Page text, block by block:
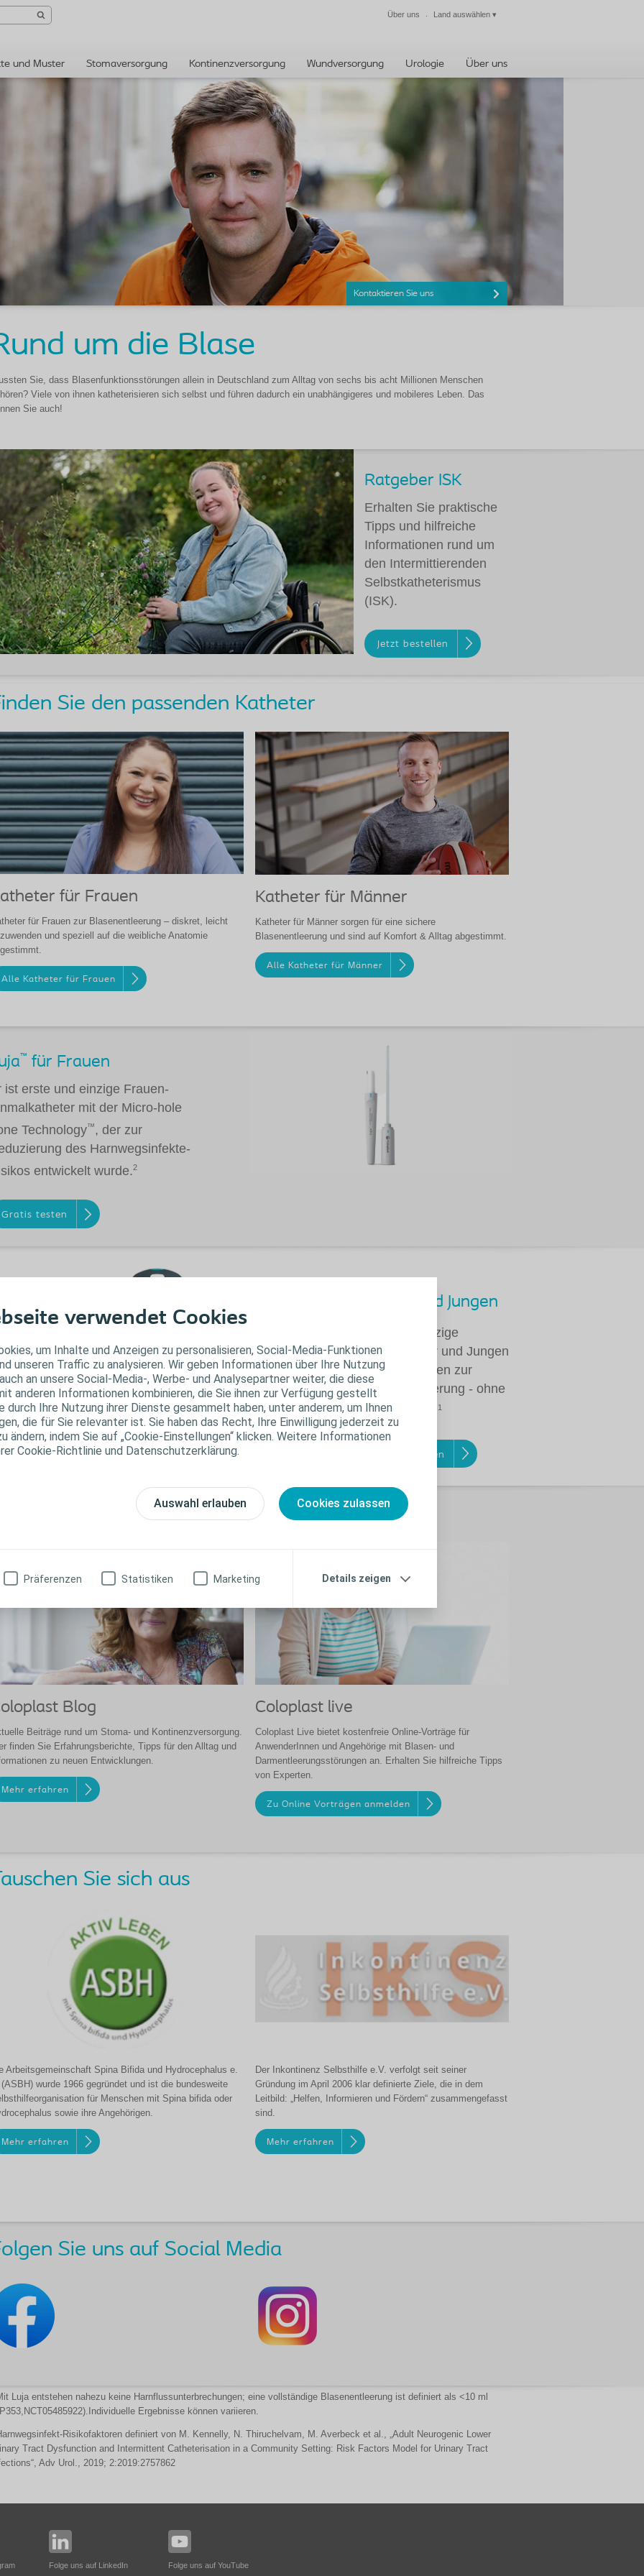
verwendet Cookies
um Inhalte und Anzeigen zu personalisieren, Social-Media-Funktionen
unseren Traffic zu analysieren. Wir geben Informationen über Ihre Nutzung
an unsere Social-Media-, Werbe- und Analysepartner weiter, die diese
anderen Informationen kombinieren, die Sie ihnen zur Verfügung gestellt
durch Ihre Nutzung ihrer Dienste gesammelt haben, unter anderem, um Ihnen
die für Sie relevanter ist. Sie haben das Recht, Ihre Einwilligung jederzeit zu
ändern, indem Sie auf „Cookie-Einstellungen“ klicken. Weitere Informationen
Cookie-Richtlinie und Datenschutzerklärung.
Auswahl erlauben Cookies zulassen
Präferenzen Statistiken Marketing Details zeigen
Über uns Land auswählen ▾
und Muster Stomaversorgung Kontinenzversorgung Wundversorgung Urologie Über uns
Kontaktieren Sie uns
um die Blase
Sie, dass Blasenfunktionsstörungen allein in Deutschland zum Alltag von sechs bis acht Millionen Menschen
Viele von ihnen katheterisieren sich selbst und führen dadurch ein unabhängigeres und mobileres Leben. Das
Sie auch!
Ratgeber ISK
Erhalten Sie praktische
Tipps und hilfreiche
Informationen rund um
den Intermittierenden
Selbstkatheterismus
(ISK).
Jetzt bestellen
Sie den passenden Katheter
für Frauen
für Frauen zur Blasenentleerung – diskret, leicht
und speziell auf die weibliche Anatomie
Alle Katheter für Frauen
Katheter für Männer
Katheter für Männer sorgen für eine sichere
Blasenentleerung und sind auf Komfort & Alltag abgestimmt.
Alle Katheter für Männer
™ für Frauen
ist erste und einzige Frauen-
mit der Micro-hole
Technology™, der zur
des Harnwegsinfekte-
entwickelt wurde.2
Gratis testen
für Männer und Jungen
ist der erste und einzige
Einmalkatheter für Männer und Jungen
mit mehr als 80 Mikro-Augen zur
vollständigen Blasenentleerung - ohne
unterbrochenen Harnfluss.
1
Kostenloses Muster bestellen
Informieren Sie sich
Blog
Beiträge rund um Stoma- und Kontinenzversorgung.
finden Sie Erfahrungsberichte, Tipps für den Alltag und
zu neuen Entwicklungen.
Mehr erfahren
Coloplast live
Coloplast Live bietet kostenfreie Online-Vorträge für
AnwenderInnen und Angehörige mit Blasen- und
Darmentleerungsstörungen an. Erhalten Sie hilfreiche Tipps
von Experten.
Zu Online Vorträgen anmelden
Sie sich aus
Arbeitsgemeinschaft Spina Bifida und Hydrocephalus e.
wurde 1966 gegründet und ist die bundesweite
für Menschen mit Spina bifida oder
sowie ihre Angehörigen.
Mehr erfahren
Der Inkontinenz Selbsthilfe e.V. verfolgt seit seiner
Gründung im April 2006 klar definierte Ziele, die in dem
Leitbild: „Helfen, Informieren und Fördern“ zusammengefasst
sind.
Mehr erfahren
Sie uns auf Social Media
Luja entstehen nahezu keine Harnflussunterbrechungen; eine vollständige Blasenentleerung ist definiert als <10 ml
Ergebnisse können variieren.
Risikofaktoren definiert von M. Kennelly, N. Thiruchelvam, M. Averbeck et al., „Adult Neurogenic Lower
Tract Dysfunction and Intermittent Catheterisation in a Community Setting: Risk Factors Model for Urinary Tract
Adv Urol., 2019; 2:2019:2757862
Folge uns auf LinkedIn Folge uns auf YouTube